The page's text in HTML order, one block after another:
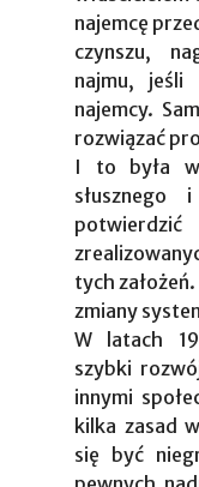
najemcę
czynszu,
najmu, jeśli
najemcy.
rozwiązać
I to była
tych
zmiany
W latach
szybki
innymi
kilka zasad
się być